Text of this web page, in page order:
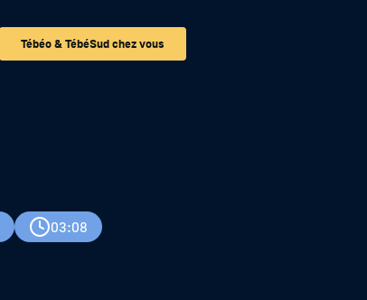
Tébéo & TébéSud chez vous
03:08